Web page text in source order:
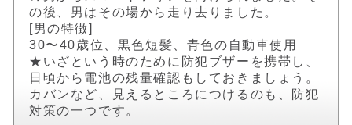
の後、男はその場から走り去りました。
[男の特徴]
30〜40歳位、黒色短髪、青色の自動車使用
★いざという時のために防犯ブザーを携帯し、
日頃から電池の残量確認もしておきましょう。
カバンなど、見えるところにつけるのも、防犯
対策の一つです。